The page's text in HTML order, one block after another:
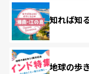
知れば知
地球の歩